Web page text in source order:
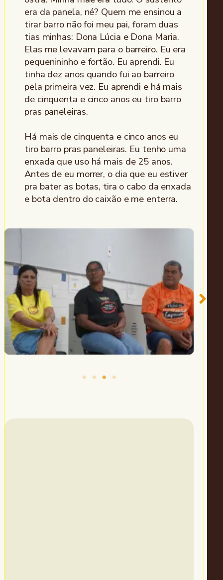
era da panela, né? Quem me ensinou a
tirar barro não foi meu pai, foram duas
tias minhas: Dona Lúcia e Dona Maria.
Elas me levavam para o barreiro. Eu era
pequenininho e fortão. Eu aprendi. Eu
tinha dez anos quando fui ao barreiro
pela primeira vez. Eu aprendi e há mais
de cinquenta e cinco anos eu tiro barro
pras paneleiras.
Há mais de cinquenta e cinco anos eu
tiro barro pras paneleiras. Eu tenho uma
enxada que uso há mais de 25 anos.
Antes de eu morrer, o dia que eu estiver
pra bater as botas, tira o cabo da enxada
e bota dentro do caixão e me enterra.